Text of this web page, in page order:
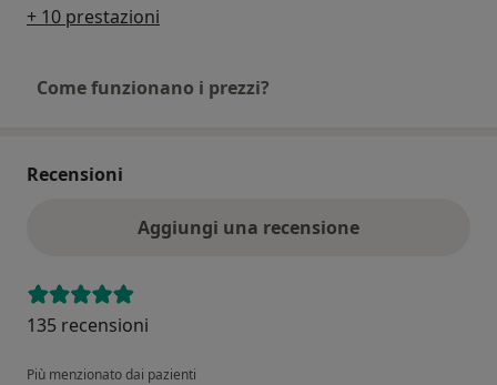
+ 10 prestazioni
Come funzionano i prezzi?
Recensioni
Aggiungi una recensione
135 recensioni
Più menzionato dai pazienti